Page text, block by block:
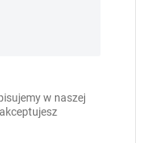
w naszej